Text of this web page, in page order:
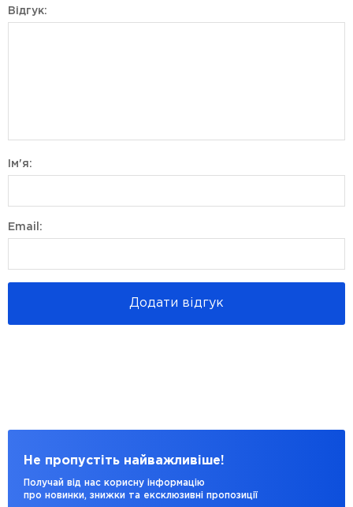
Відгук:
Ім'я:
Email:
Додати відгук
Не пропустіть найважливіше!
Получай від нас корисну інформацію
про новинки, знижки та ексклюзивні пропозиції